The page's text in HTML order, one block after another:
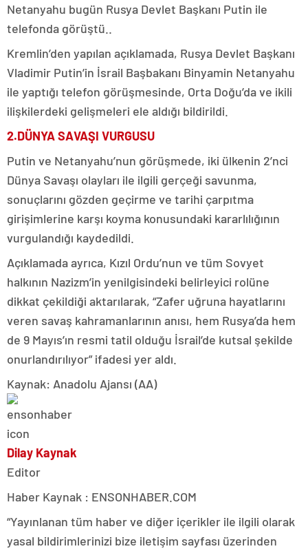
Netanyahu bugün Rusya Devlet Başkanı Putin ile
telefonda görüştü..
Kremlin’den yapılan açıklamada, Rusya Devlet Başkanı
Vladimir Putin’in İsrail Başbakanı Binyamin Netanyahu
ile yaptığı telefon görüşmesinde, Orta Doğu’da ve ikili
ilişkilerdeki gelişmeleri ele aldığı bildirildi.
2.DÜNYA SAVAŞI VURGUSU
Putin ve Netanyahu’nun görüşmede, iki ülkenin 2’nci
Dünya Savaşı olayları ile ilgili gerçeği savunma,
sonuçlarını gözden geçirme ve tarihi çarpıtma
girişimlerine karşı koyma konusundaki kararlılığının
vurgulandığı kaydedildi.
Açıklamada ayrıca, Kızıl Ordu’nun ve tüm Sovyet
halkının Nazizm’in yenilgisindeki belirleyici rolüne
dikkat çekildiği aktarılarak, “Zafer uğruna hayatlarını
veren savaş kahramanlarının anısı, hem Rusya’da hem
de 9 Mayıs’ın resmi tatil olduğu İsrail’de kutsal şekilde
onurlandırılıyor” ifadesi yer aldı.
Kaynak: Anadolu Ajansı (AA)
Dilay Kaynak
Editor
Haber Kaynak : ENSONHABER.COM
“Yayınlanan tüm haber ve diğer içerikler ile ilgili olarak
yasal bildirimlerinizi bize iletişim sayfası üzerinden